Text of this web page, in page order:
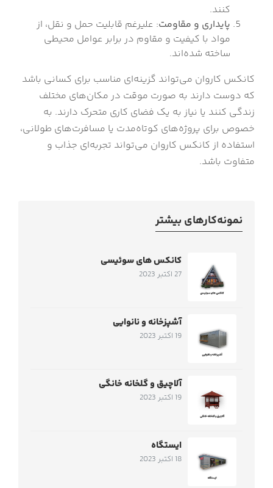
کنند.
پایداری و مقاومت: علیرغم قابلیت حمل و نقل، از
مواد با کیفیت و مقاوم در برابر عوامل محیطی
ساخته شده‌اند.
کانکس کاروان می‌تواند گزینه‌ای مناسب برای کسانی باشد
که دوست دارند به صورت موقت در مکان‌های مختلف
زندگی کنند یا نیاز به یک فضای کاری متحرک دارند. به
خصوص برای پروژه‌های کوتاه‌مدت یا مسافرت‌های طولانی،
استفاده از کانکس کاروان می‌تواند تجربه‌ای جذاب و
متفاوت باشد.
نمونه‌کارهای بیشتر
کانکس های سوئیسی
27 اکتبر 2023
آشپزخانه و نانوایی
19 اکتبر 2023
آلاچیق و گلخانه خانگی
19 اکتبر 2023
ایستگاه
18 اکتبر 2023